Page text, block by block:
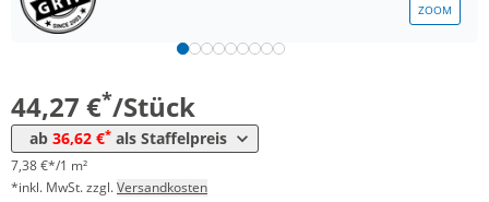
ZOOM
44,27 €*/Stück
ab 36,62 €* als Staffelpreis
Menge
7,38 €*/1 m²
*inkl. MwSt. zzgl.Versandkosten